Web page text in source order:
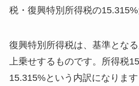
税・復興特別所得税の15.315%
復興特別所得税は、基準とな
上乗せするものです。所得税
15.315%という内訳になります